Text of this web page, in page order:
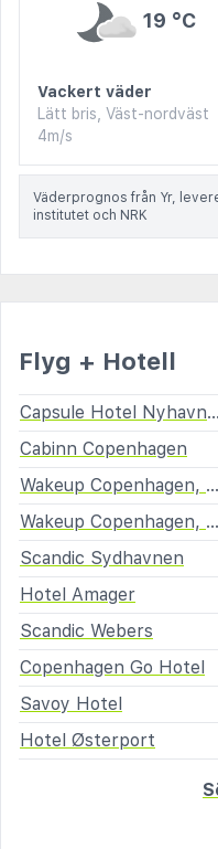
19 °C
Vackert väder
Lätt bris, Väst-nordväst
4m/s
Väderprognos från Yr,
institutet och NRK
Flyg + Hotell
Capsule Hotel Nyhavn63
Cabinn Copenhagen
Wakeup Copenhagen, Carsten Niebuhrs Gade
Wakeup Copenhagen, Bernstorffsgade
Scandic Sydhavnen
Hotel Amager
Scandic Webers
Copenhagen Go Hotel
Savoy Hotel
Hotel Østerport